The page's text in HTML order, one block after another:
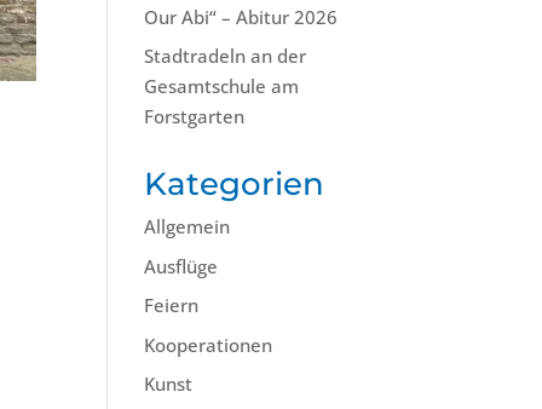
Our Abi“ – Abitur 2026
Stadtradeln an der
Gesamtschule am
Forstgarten
Kategorien
Allgemein
Ausflüge
Feiern
Kooperationen
Kunst